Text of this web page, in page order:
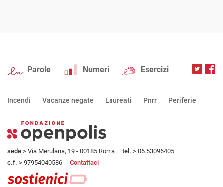
Parole Numeri Esercizi
Incendi Vacanze negate Laureati Pnrr Periferie
sede > Via Merulana, 19 - 00185 Roma tel. > 06.53096405
c.f. > 97954040586 Contattaci